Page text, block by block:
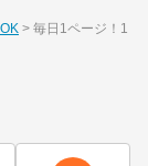
毎日1ページ！1